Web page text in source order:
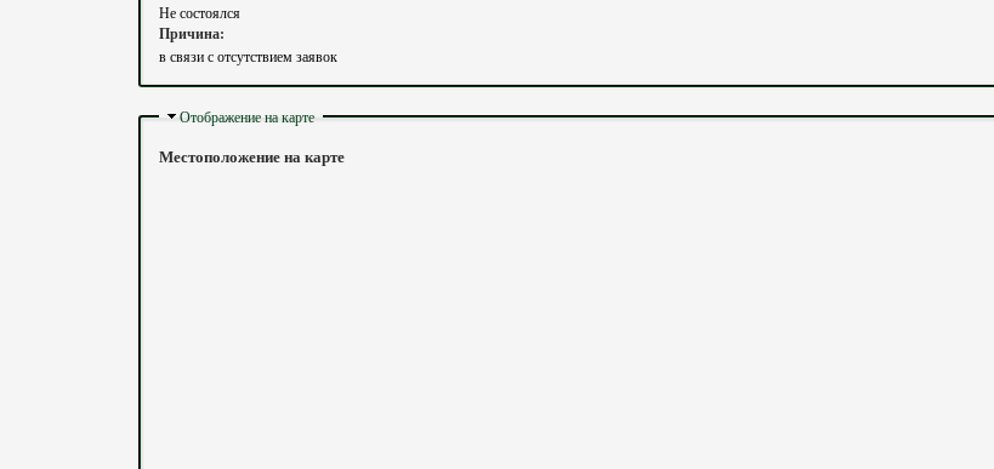
Не состоялся
Причина:
в связи с отсутствием заявок
Скрыть
Отображение на карте
Местоположение на карте